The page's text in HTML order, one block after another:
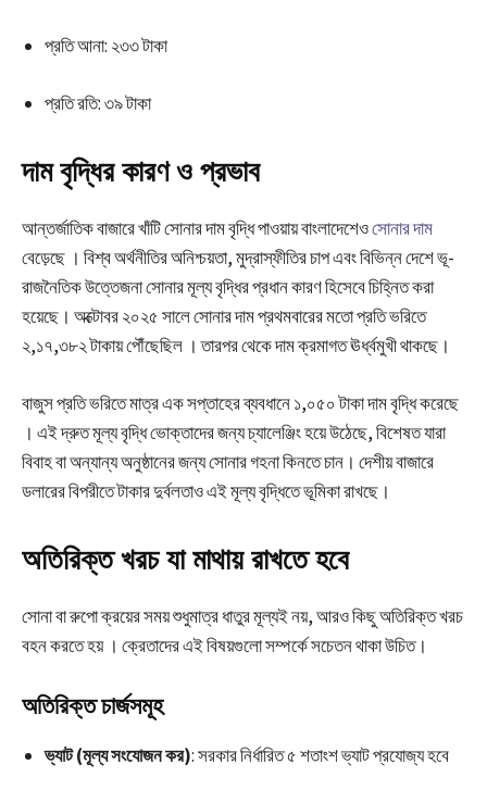
প্রতি আনা: ২৩৩ টাকা
প্রতি রতি: ৩৯ টাকা
দাম বৃদ্ধির কারণ ও প্রভাব
আন্তর্জাতিক বাজারে খাঁটি সোনার দাম বৃদ্ধি পাওয়ায় বাংলাদেশেওসোনার দাম
বেড়েছে । বিশ্ব অর্থনীতির অনিশ্চয়তা, মুদ্রাস্ফীতির চাপ এবং বিভিন্ন দেশে ভূ-
রাজনৈতিক উত্তেজনা সোনার মূল্য বৃদ্ধির প্রধান কারণ হিসেবে চিহ্নিত করা
হয়েছে। অক্টোবর ২০২৫ সালে সোনার দাম প্রথমবারের মতো প্রতি ভরিতে
২,১৭,৩৮২ টাকায় পৌঁছেছিল । তারপর থেকে দাম ক্রমাগত ঊর্ধ্বমুখী থাকছে।
বাজুস প্রতি ভরিতে মাত্র এক সপ্তাহের ব্যবধানে ১,০৫০ টাকা দাম বৃদ্ধি করেছে
। এই দ্রুত মূল্য বৃদ্ধি ভোক্তাদের জন্য চ্যালেঞ্জিং হয়ে উঠেছে, বিশেষত যারা
বিবাহ বা অন্যান্য অনুষ্ঠানের জন্য সোনার গহনা কিনতে চান। দেশীয় বাজারে
ডলারের বিপরীতে টাকার দুর্বলতাও এই মূল্য বৃদ্ধিতে ভূমিকা রাখছে।
অতিরিক্ত খরচ যা মাথায় রাখতে হবে
সোনা বা রুপো ক্রয়ের সময় শুধুমাত্র ধাতুর মূল্যই নয়, আরও কিছু অতিরিক্ত খরচ
বহন করতে হয় । ক্রেতাদের এই বিষয়গুলো সম্পর্কে সচেতন থাকা উচিত।
অতিরিক্ত চার্জসমূহ
ভ্যাট (মূল্য সংযোজন কর): সরকার নির্ধারিত ৫ শতাংশ ভ্যাট প্রযোজ্য হবে